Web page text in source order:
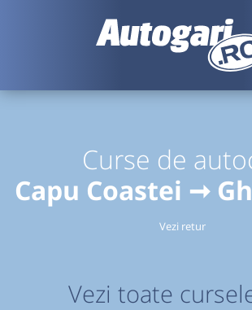
Curse de
Capu Coastei ➞
Vezi retur
Vezi toate